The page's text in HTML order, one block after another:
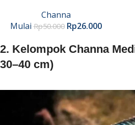
Channa
MulaiRp50.000 Rp26.000
2. Kelompok Channa
30–40 cm)